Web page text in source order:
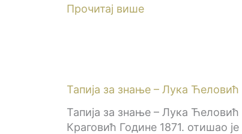
Прочитај више
Тапија за знање – Лука
Тапија за знање – Лука
Краговић Године 1871. отишао